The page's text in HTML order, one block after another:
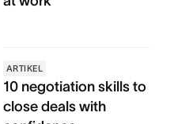
ARTIKEL
10 negotiation skills to
close deals with